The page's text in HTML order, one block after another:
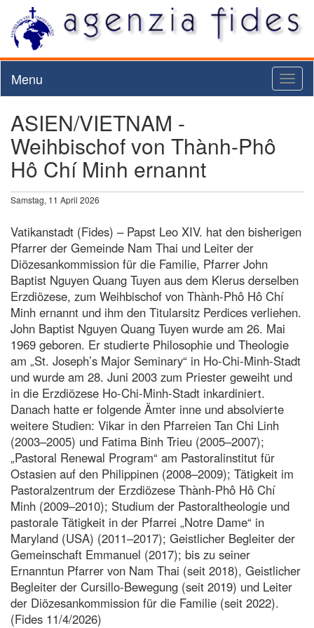
Menu
ASIEN/VIETNAM -
Weihbischof von Thành-Phô
Hô Chí Minh ernannt
Samstag, 11 April 2026
Vatikanstadt (Fides) – Papst Leo XIV. hat den bisherigen
Pfarrer der Gemeinde Nam Thai und Leiter der
Diözesankommission für die Familie, Pfarrer John
Baptist Nguyen Quang Tuyen aus dem Klerus derselben
Erzdiözese, zum Weihbischof von Thành-Phô Hô Chí
Minh ernannt und ihm den Titularsitz Perdices verliehen.
John Baptist Nguyen Quang Tuyen wurde am 26. Mai
1969 geboren. Er studierte Philosophie und Theologie
am „St. Joseph’s Major Seminary“ in Ho-Chi-Minh-Stadt
und wurde am 28. Juni 2003 zum Priester geweiht und
in die Erzdiözese Ho-Chi-Minh-Stadt inkardiniert.
Danach hatte er folgende Ämter inne und absolvierte
weitere Studien: Vikar in den Pfarreien Tan Chi Linh
(2003–2005) und Fatima Binh Trieu (2005–2007);
„Pastoral Renewal Program“ am Pastoralinstitut für
Ostasien auf den Philippinen (2008–2009); Tätigkeit im
Pastoralzentrum der Erzdiözese Thành-Phô Hô Chí
Minh (2009–2010); Studium der Pastoraltheologie und
pastorale Tätigkeit in der Pfarrei „Notre Dame“ in
Maryland (USA) (2011–2017); Geistlicher Begleiter der
Gemeinschaft Emmanuel (2017); bis zu seiner
Ernanntun Pfarrer von Nam Thai (seit 2018), Geistlicher
Begleiter der Cursillo-Bewegung (seit 2019) und Leiter
der Diözesankommission für die Familie (seit 2022).
(Fides 11/4/2026)